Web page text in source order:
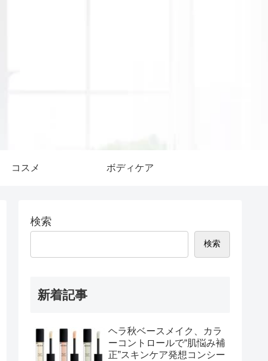
コスメ ボディケア
検索
検索
新着記事
ヘラ秋ベースメイク、カラ
ーコントロールで“肌悩み補
正”スキンケア発想コンシー